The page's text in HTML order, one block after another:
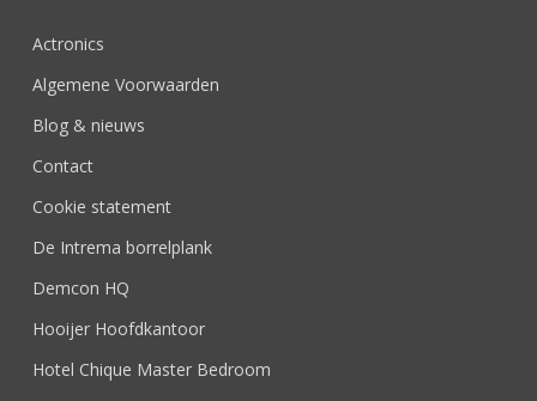
Actronics
Algemene Voorwaarden
Blog & nieuws
Contact
Cookie statement
De Intrema borrelplank
Demcon HQ
Hooijer Hoofdkantoor
Hotel Chique Master Bedroom